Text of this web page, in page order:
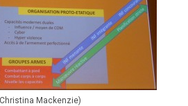
Mackenzie)